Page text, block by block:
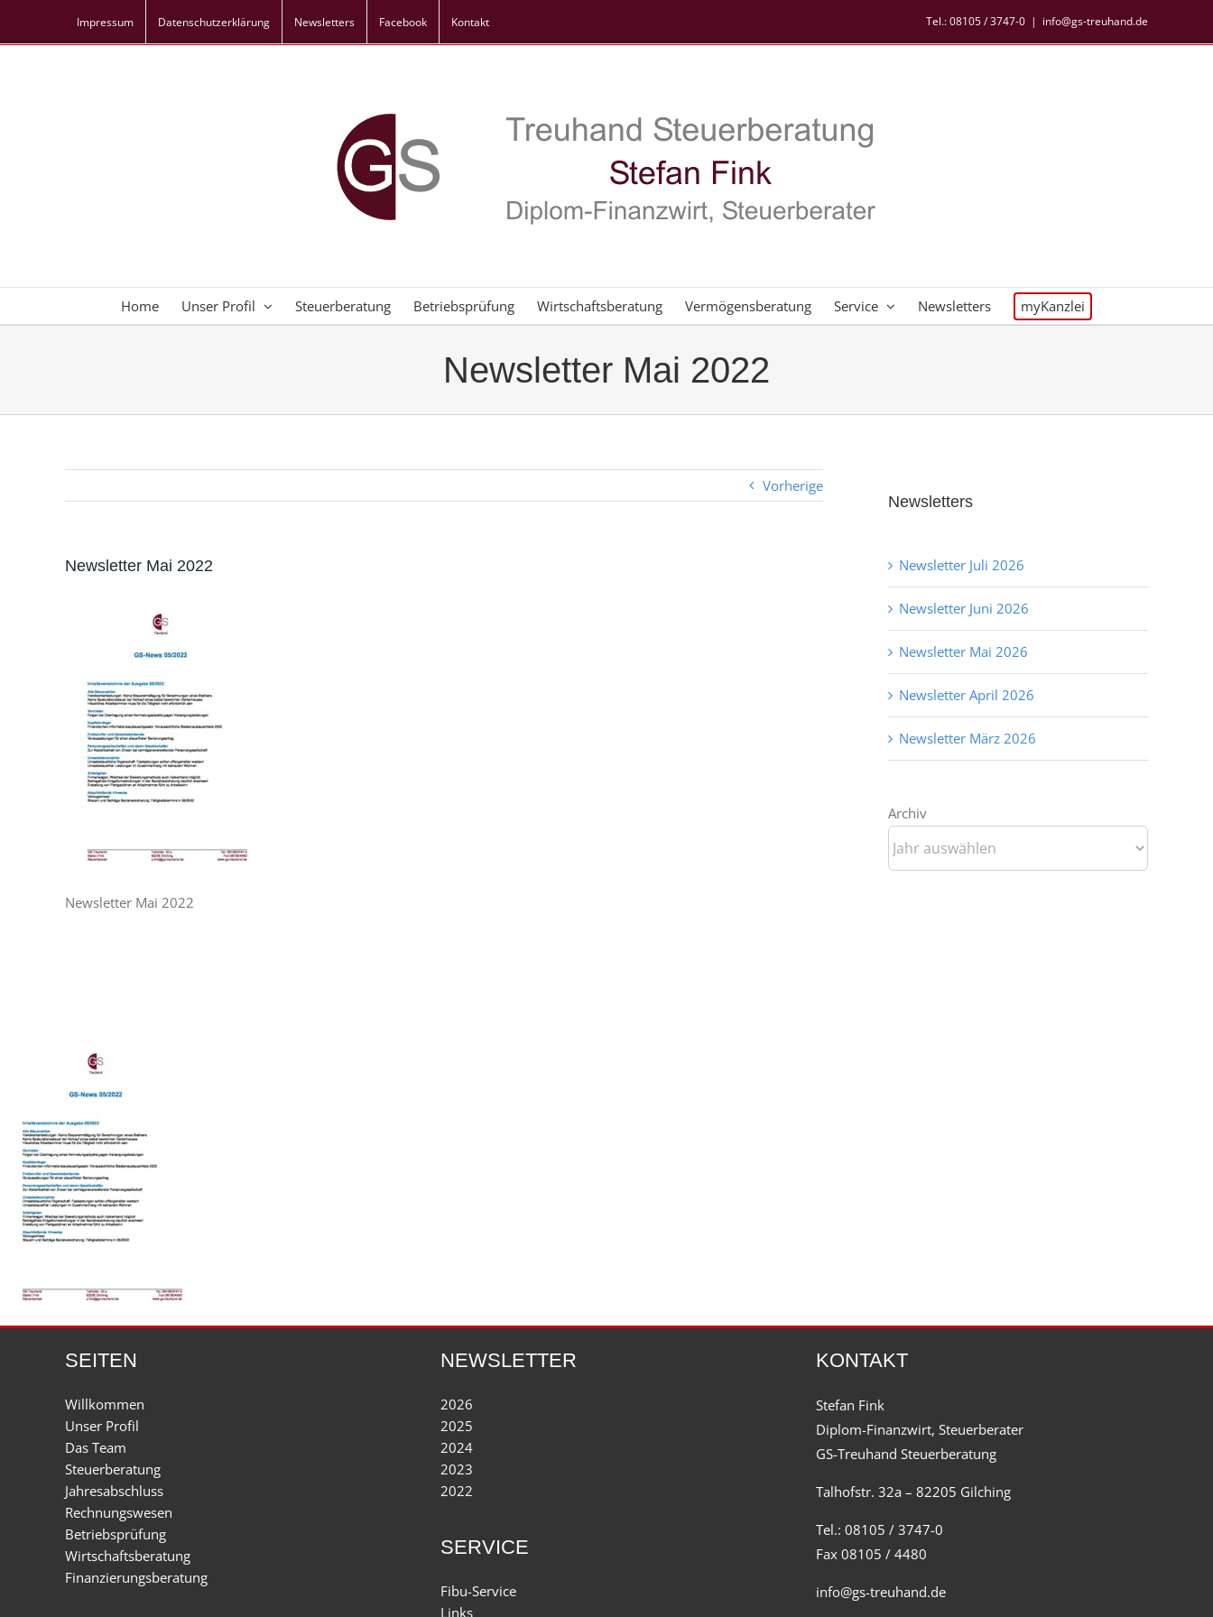
Impressum Datenschutz­erklärung Newsletters Facebook Kontakt Tel.:08105 / 3747-0 | info@gs-treuhand.de
Home Unser Profil Steuerberatung Betriebsprüfung Wirtschaftsberatung Vermögensberatung Service Newsletters myKanzlei
Newsletter Mai 2022
Vorherige
Newsletter Mai 2022
Newsletter Mai 2022
Newsletters
Newsletter Juli 2026
Newsletter Juni 2026
Newsletter Mai 2026
Newsletter April 2026
Newsletter März 2026
Archiv
SEITEN
Willkommen
Unser Profil
Das Team
Steuerberatung
Jahresabschluss
Rechnungswesen
Betriebsprüfung
Wirtschaftsberatung
Finanzierungsberatung
NEWSLETTER
2026
2025
2024
2023
2022
SERVICE
Fibu-Service
Links
KONTAKT
Stefan Fink
Diplom-Finanzwirt, Steuerberater
GS-Treuhand Steuerberatung
Talhofstr. 32a – 82205 Gilching
Tel.: 08105 / 3747-0
Fax 08105 / 4480
info@gs-treuhand.de